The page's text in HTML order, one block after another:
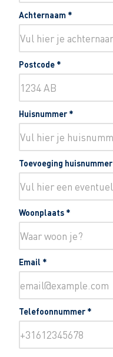
Achternaam *
Postcode *
Huisnummer *
Toevoeging huisnummer
Woonplaats *
Email *
Telefoonnummer *